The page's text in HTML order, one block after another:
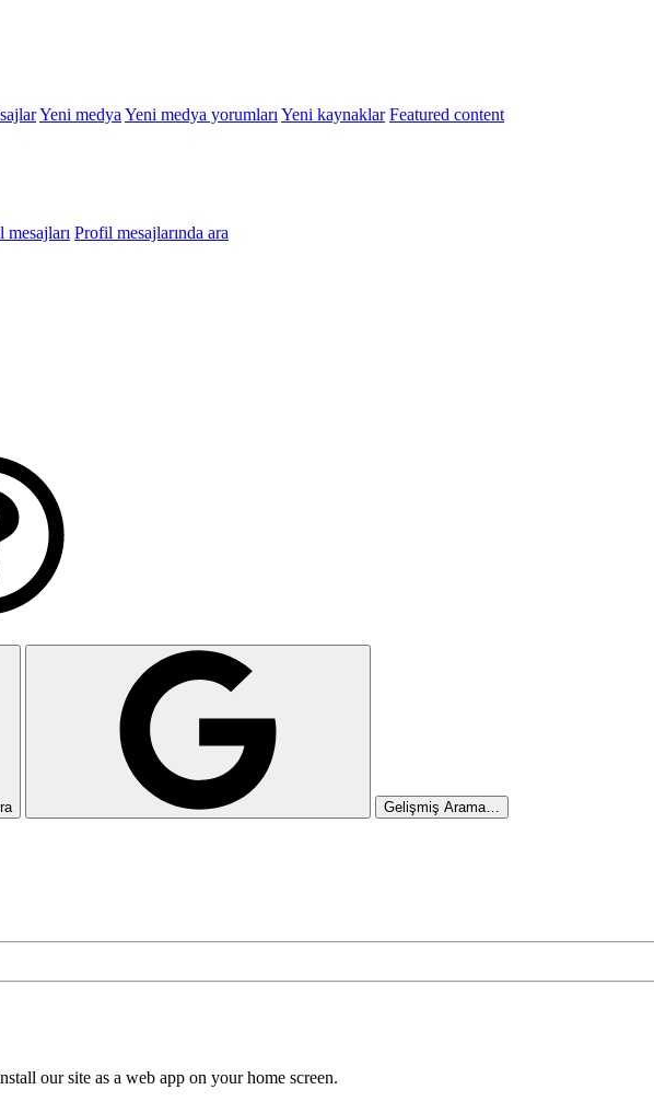
Yeni medya Yeni medya yorumları Yeni kaynaklar Featured content
Profil mesajlarında ara
Gelişmiş Arama…
our site as a web app on your home screen.